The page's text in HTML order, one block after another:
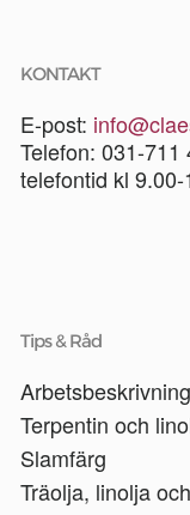
KONTAKT
E-post:
Telefon: 031-711
telefontid kl 9.00-
Tips & Råd
Terpentin och
Slamfärg
Träolja, linolja